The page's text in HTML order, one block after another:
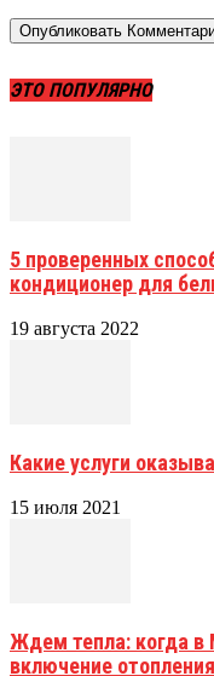
ЭТО ПОПУЛЯРНО
5 проверенных
кондиционер для
19 августа 2022
Какие услуги
15 июля 2021
Ждем тепла: когда в
включение